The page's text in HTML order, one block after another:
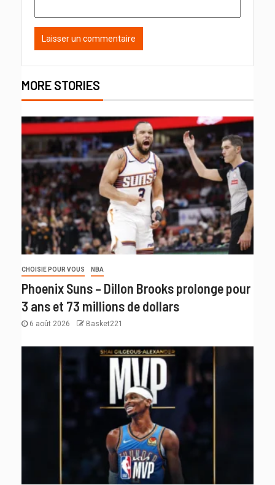
MORE STORIES
CHOISIE POUR VOUS NBA
Phoenix Suns – Dillon Brooks prolonge pour
3 ans et 73 millions de dollars
6 août 2026 Basket221